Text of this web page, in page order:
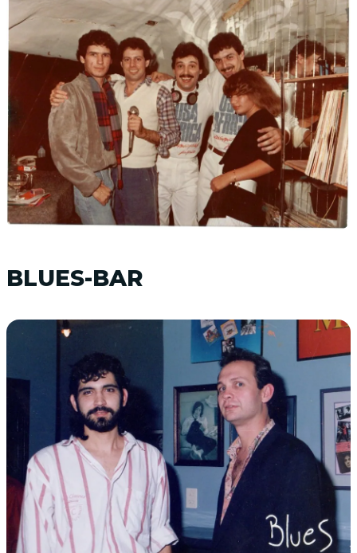
BLUES-BAR